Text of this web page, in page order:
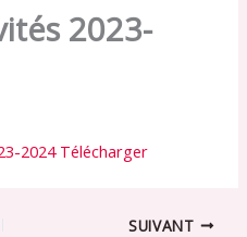
2023-
2024 Télécharger
SUIVANT